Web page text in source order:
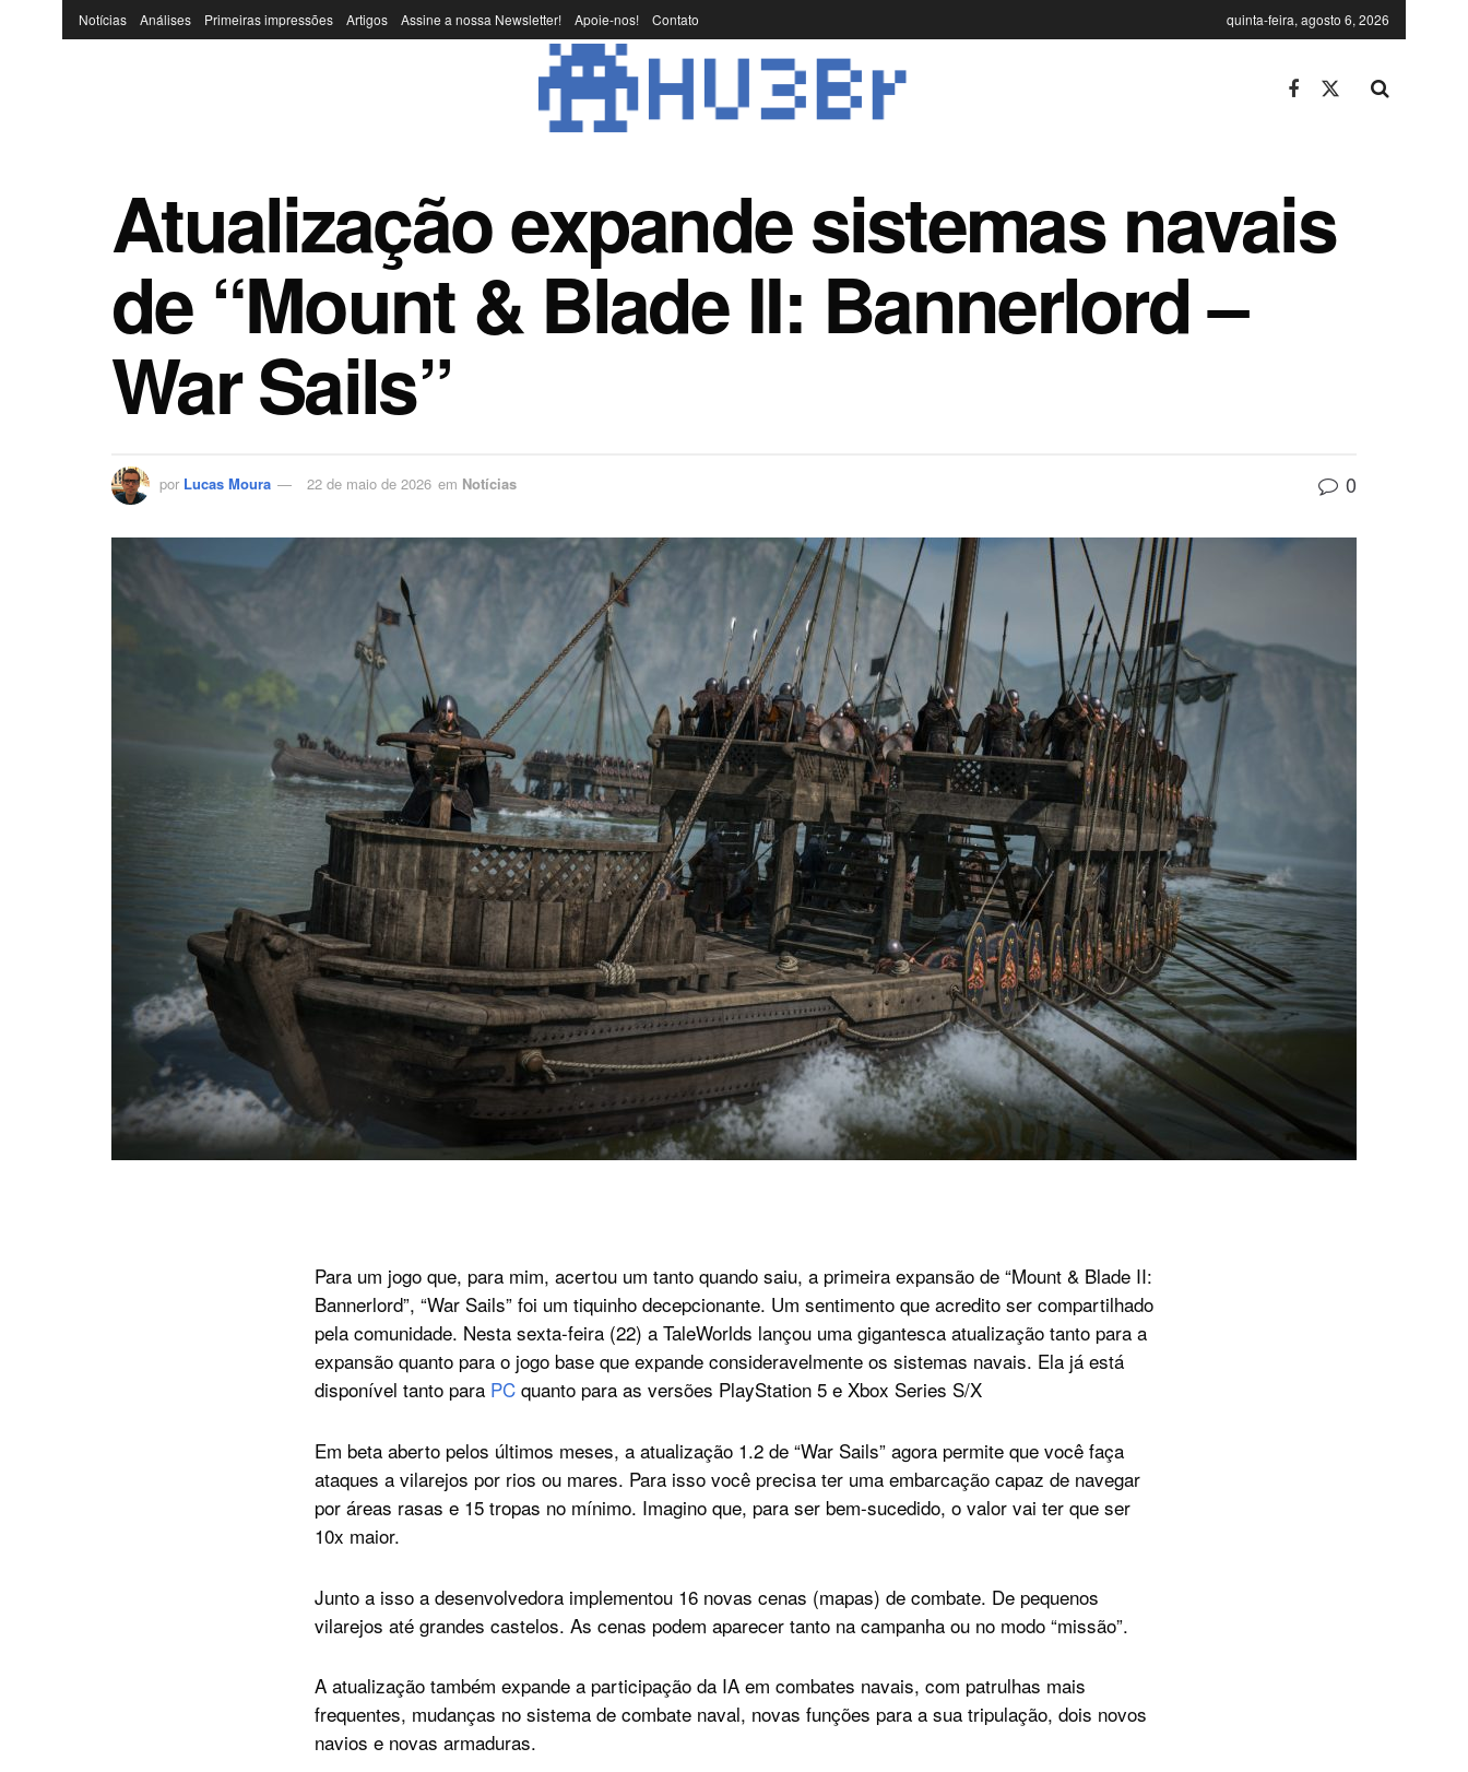
Notícias Análises Primeiras impressões Artigos Assine a nossa Newsletter! Apoie-nos! Contato quinta-feira, agosto 6, 2026
Atualização expande sistemas navais
de “Mount & Blade II: Bannerlord –
War Sails”
por Lucas Moura 22 de maio de 2026 em Notícias 0
Para um jogo que, para mim, acertou um tanto quando saiu, a primeira expansão de “Mount & Blade II:
Bannerlord”, “War Sails” foi um tiquinho decepcionante. Um sentimento que acredito ser compartilhado
pela comunidade. Nesta sexta-feira (22) a TaleWorlds lançou uma gigantesca atualização tanto para a
expansão quanto para o jogo base que expande consideravelmente os sistemas navais. Ela já está
disponível tanto para PC quanto para as versões PlayStation 5 e Xbox Series S/X
Em beta aberto pelos últimos meses, a atualização 1.2 de “War Sails” agora permite que você faça
ataques a vilarejos por rios ou mares. Para isso você precisa ter uma embarcação capaz de navegar
por áreas rasas e 15 tropas no mínimo. Imagino que, para ser bem-sucedido, o valor vai ter que ser
10x maior.
Junto a isso a desenvolvedora implementou 16 novas cenas (mapas) de combate. De pequenos
vilarejos até grandes castelos. As cenas podem aparecer tanto na campanha ou no modo “missão”.
A atualização também expande a participação da IA em combates navais, com patrulhas mais
frequentes, mudanças no sistema de combate naval, novas funções para a sua tripulação, dois novos
navios e novas armaduras.